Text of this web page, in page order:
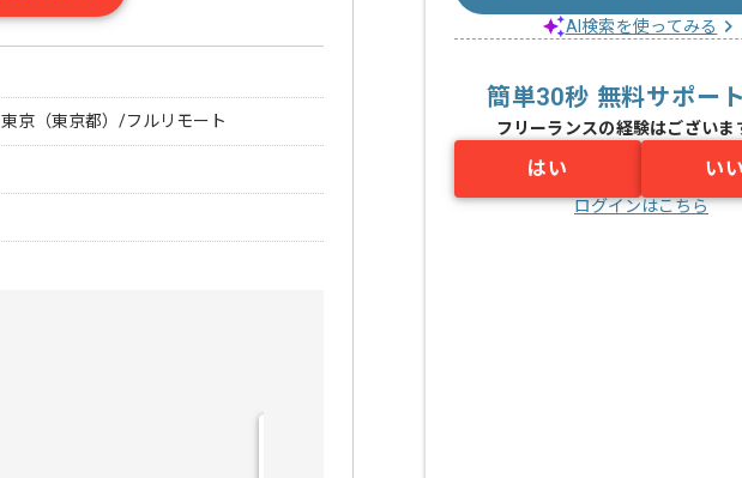
東京（東京都）/フルリモート
AI検索を使ってみる
簡単30秒 無料サポー
フリーランスの経験はございま
はい い
ログインはこちら